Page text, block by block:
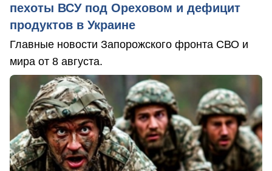
пехоты ВСУ под Ореховом и дефицит
продуктов в Украине
Главные новости Запорожского фронта СВО и
мира от 8 августа.